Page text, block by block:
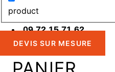
product
09 72 15 71 62
DEVIS SUR MESURE